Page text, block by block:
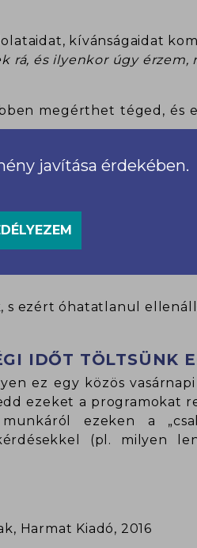
kívánságaidat
rá, és ilyenkor úgy érzem,
megérthet téged, és
Három napja kértelek
s ezért óhatatlanul
IDŐT TÖLTSÜNK
ez egy közös vasárnapi
ezeket a programokat
ezeken a
(pl. milyen
Harmat Kiadó, 2016
javítása érdekében.